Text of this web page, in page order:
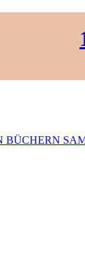
BÜCHERN